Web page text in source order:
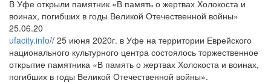
В Уфе открыли памятник «В память о жертвах Холокоста и
воинах, погибших в годы Великой Отечественной войны»
25.06.20
ufacity.info// 25 июня 2020г. в Уфе на территории Еврейского
национального культурного центра состоялось торжественное
открытие памятника «В память о жертвах Холокоста и воинах,
погибших в годы Великой Отечественной войны».